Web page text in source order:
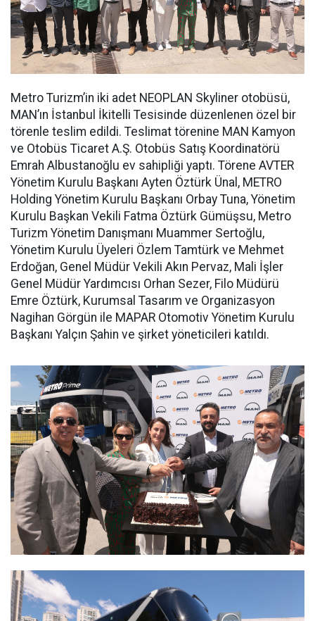
Metro Turizm’in iki adet NEOPLAN Skyliner otobüsü,
MAN’ın İstanbul İkitelli Tesisinde düzenlenen özel bir
törenle teslim edildi. Teslimat törenine MAN Kamyon
ve Otobüs Ticaret A.Ş. Otobüs Satış Koordinatörü
Emrah Albustanoğlu ev sahipliği yaptı. Törene AVTER
Yönetim Kurulu Başkanı Ayten Öztürk Ünal, METRO
Holding Yönetim Kurulu Başkanı Orbay Tuna, Yönetim
Kurulu Başkan Vekili Fatma Öztürk Gümüşsu, Metro
Turizm Yönetim Danışmanı Muammer Sertoğlu,
Yönetim Kurulu Üyeleri Özlem Tamtürk ve Mehmet
Erdoğan, Genel Müdür Vekili Akın Pervaz, Mali İşler
Genel Müdür Yardımcısı Orhan Sezer, Filo Müdürü
Emre Öztürk, Kurumsal Tasarım ve Organizasyon
Nagihan Görgün ile MAPAR Otomotiv Yönetim Kurulu
Başkanı Yalçın Şahin ve şirket yöneticileri katıldı.